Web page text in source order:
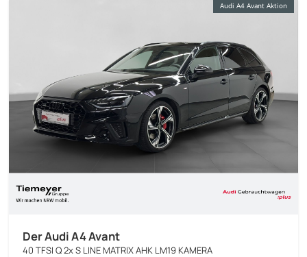
Audi A4 Avant Aktion
Der Audi A4 Avant
40 TFSI Q 2x S LINE MATRIX AHK LM19 KAMERA